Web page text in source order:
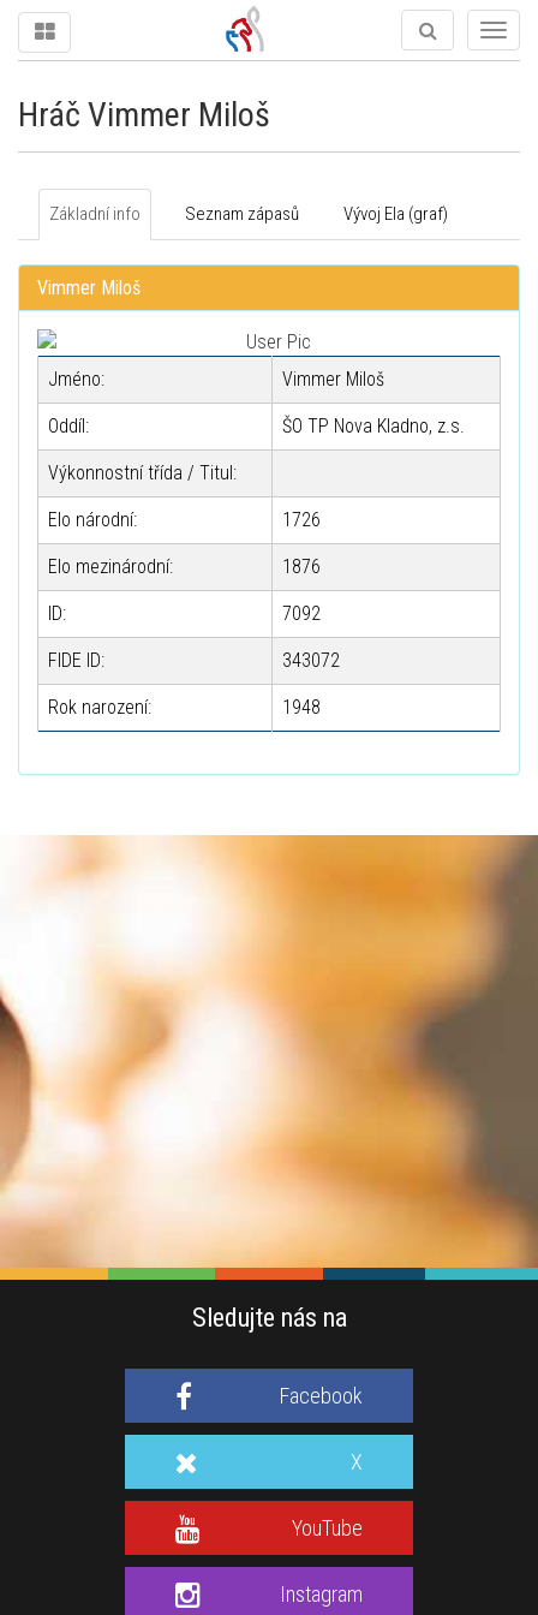
Hráč Vimmer Miloš
Základní info Seznam zápasů Vývoj Ela (graf)
Vimmer Miloš
Jméno: Vimmer Miloš
Oddíl: ŠO TP Nova Kladno, z.s.
Výkonnostní třída / Titul:
Elo národní: 1726
Elo mezinárodní: 1876
ID: 7092
FIDE ID: 343072
Rok narození: 1948
Sledujte nás na
Facebook
X
YouTube
Instagram